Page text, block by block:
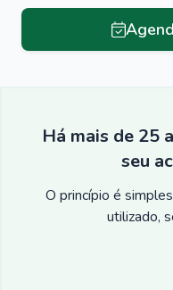
Há mais de 25
seu
O princípio é
utilizado,